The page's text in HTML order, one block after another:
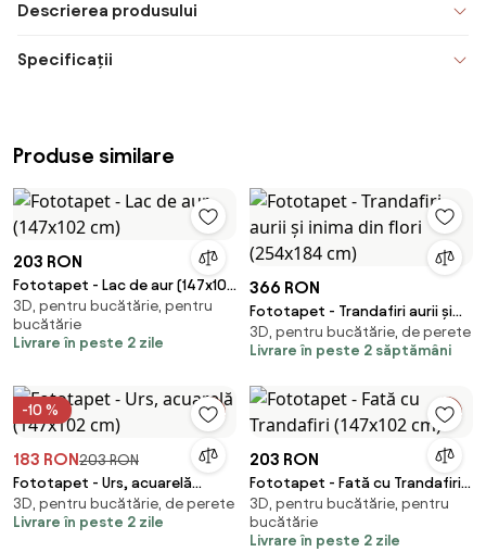
Descrierea produsului
Specificații
Produse similare
203 RON
Fototapet - Lac de aur (147x102
cm)
3D, pentru bucătărie, pentru
bucătărie
Livrare în peste 2 zile
366 RON
Fototapet - Trandafiri aurii și
inima din flori (254x184 cm)
3D, pentru bucătărie, de perete
Livrare în peste 2 săptămâni
-10 %
183 RON203 RON
Fototapet - Urs, acuarelă
(147x102 cm)
3D, pentru bucătărie, de perete
Livrare în peste 2 zile
203 RON
Fototapet - Fată cu Trandafiri
(147x102 cm)
3D, pentru bucătărie, pentru
bucătărie
Livrare în peste 2 zile